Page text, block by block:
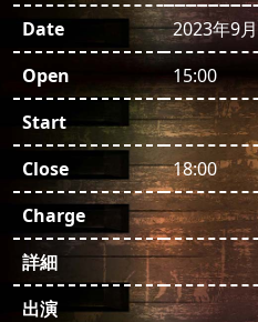
Date
2023年9
Open
15:00
Start
Close
18:00
Charge
詳細
出演